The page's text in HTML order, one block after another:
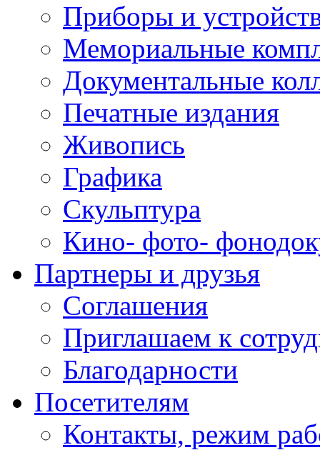
Приборы и
Мемориальные
Документальные
Печатные издания
Живопись
Графика
Скульптура
Кино- фото-
Партнеры и друзья
Соглашения
Приглашаем к
Благодарности
Посетителям
Контакты, режим